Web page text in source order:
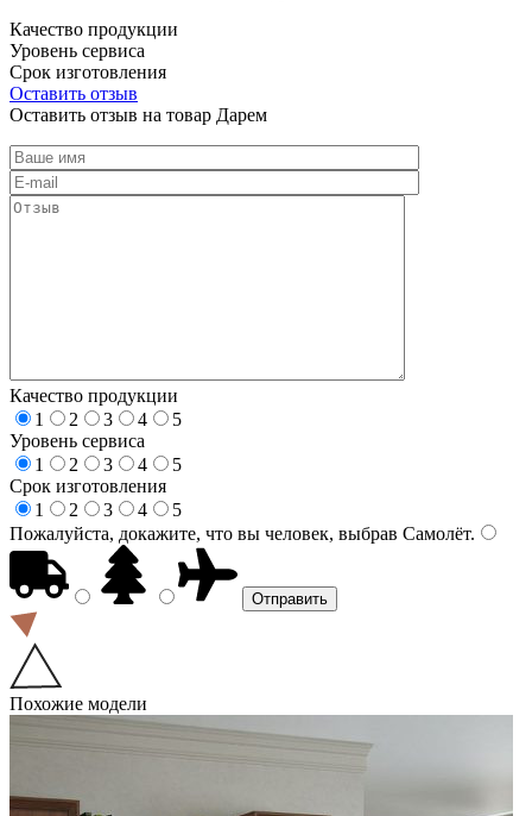
Качество продукции
Уровень сервиса
Срок изготовления
Оставить отзыв
Оставить отзыв на товар Дарем
Качество продукции
1
2 3 4
5
Уровень сервиса
1
2 3 4
5
Срок изготовления
1
2 3 4
5
Пожалуйста, докажите, что вы человек, выбрав Самолёт.
Похожие модели